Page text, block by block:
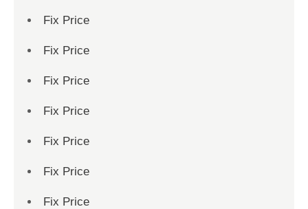
Fix Price
Fix Price
Fix Price
Fix Price
Fix Price
Fix Price
Fix Price